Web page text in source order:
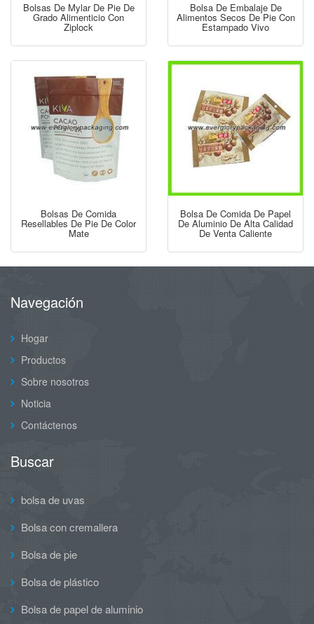
Bolsas De Mylar De Pie De
Grado Alimenticio Con
Ziplock
Bolsa De Embalaje De
Alimentos Secos De Pie Con
Estampado Vivo
Bolsas De Comida
Resellables De Pie De Color
Mate
Bolsa De Comida De Papel
De Aluminio De Alta Calidad
De Venta Caliente
Navegación
Hogar
Productos
Sobre nosotros
Noticia
Contáctenos
Buscar
bolsa de uvas
Bolsa con cremallera
Bolsa de pie
Bolsa de plástico
Bolsa de papel de aluminio